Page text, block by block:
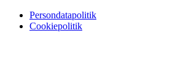
Persondatapolitik
Cookiepolitik